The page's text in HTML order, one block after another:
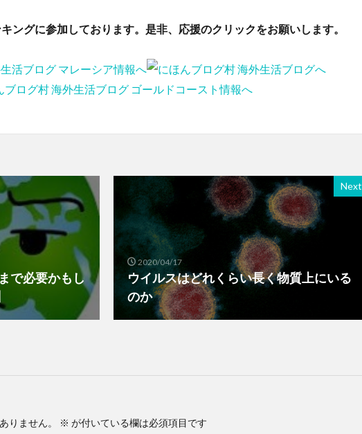
ングに参加しております。是非、応援のクリックをお願いします。
で必要かもし
Next
2020/04/17
ウイルスはどれくらい長く物質上にいる
のか
りません。 ※ が付いている欄は必須項目です